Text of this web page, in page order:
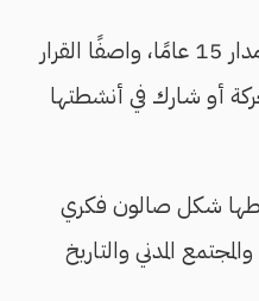
وفي ختام رسالته، قال سامر إن الحركة "لم تدخر أي جهد" في محاولة إنجاح المشروع على مدار 15 عامًا، واصفًا القرار
أو شارك في أنشطتها
مدار سنوات نشاطها شكل صالون فكري
المدني والتاريخ